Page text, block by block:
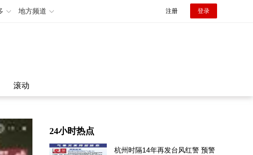
地方频道 注册 登录
滚动
24小时热点
杭州时隔14年再发台风红警 预警